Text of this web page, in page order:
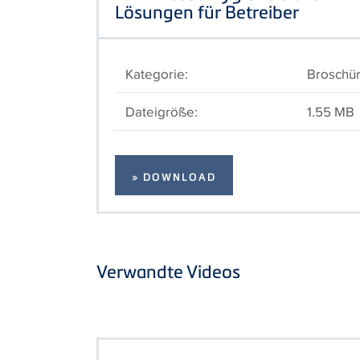
Lösungen für Betreiber
Kategorie:
Dateigröße:
1.55 MB
» DOWNLOAD
Verwandte Videos